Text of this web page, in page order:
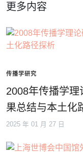
更多内容
传播学研究
2008年传播学
果总结与本土化
2025 年 01 月 27 日